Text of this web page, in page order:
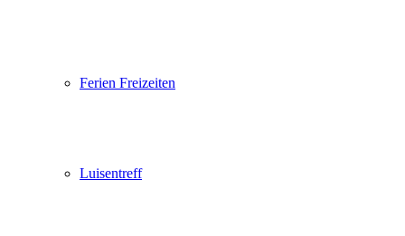
Ferien Freizeiten
Luisentreff